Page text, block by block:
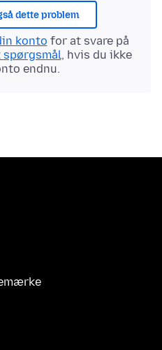
dette problem
konto for at svare på
, hvis du ikke
endnu.